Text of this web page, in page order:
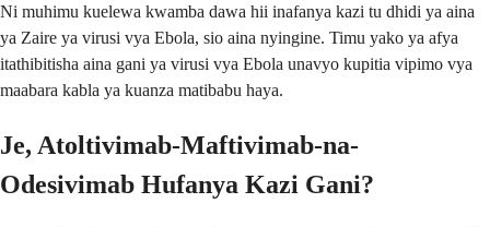
Ni muhimu kuelewa kwamba dawa hii inafanya kazi tu dhidi ya aina
ya Zaire ya virusi vya Ebola, sio aina nyingine. Timu yako ya afya
itathibitisha aina gani ya virusi vya Ebola unavyo kupitia vipimo vya
maabara kabla ya kuanza matibabu haya.
Je, Atoltivimab-Maftivimab-na-
Odesivimab Hufanya Kazi Gani?